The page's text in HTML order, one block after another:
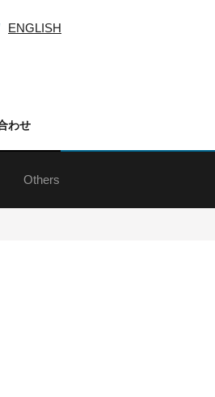
ENGLISH
わせ
テム
）
Others